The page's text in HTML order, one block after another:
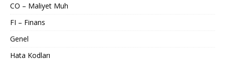
CO – Maliyet Muh
FI – Finans
Genel
Hata Kodları